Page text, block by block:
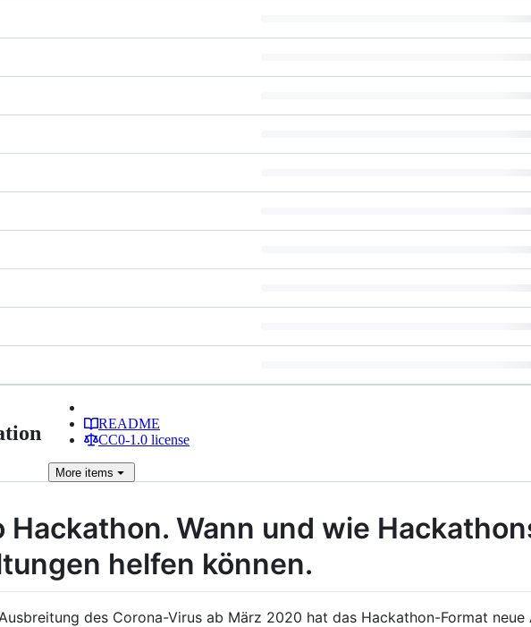
README
CC0-1.0 license
More items
Hackathon. Wann und wie
helfen können.
des Corona-Virus ab März 2020 hat das Hackathon-Format